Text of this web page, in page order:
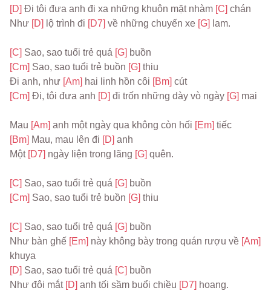
[D] Đi tôi đưa anh đi xa những khuôn mặt nhàm [C] chán
Như [D] lộ trình đi [D7] về những chuyến xe [G] lam.
[C] Sao, sao tuổi trẻ quá [G] buồn
[Cm] Sao, sao tuổi trẻ buồn [G] thiu
Đi anh, như [Am] hai linh hồn côi [Bm] cút
[Cm] Đi, tôi đưa anh [D] đi trốn những dày vò ngày [G] mai
Mau [Am] anh một ngày qua không còn hối [Em] tiếc
[Bm] Mau, mau lên đi [D] anh
Một [D7] ngày liện trong lãng [G] quên.
[C] Sao, sao tuổi trẻ quá [G] buồn
[Cm] Sao, sao tuổi trẻ buồn [G] thiu
[C] Sao, sao tuổi trẻ quá [G] buồn
Như bàn ghế [Em] này không bày trong quán rượu về
khuya
[D] Sao, sao tuổi trẻ quá [C] buồn
Như đôi mắt [D] anh tối sầm buổi chiều [D7] hoang.